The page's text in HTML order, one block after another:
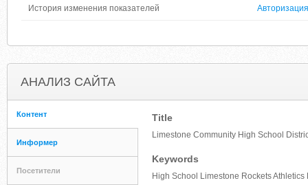
История изменения показателей Авторизация
АНАЛИЗ САЙТА
Контент
Информер
Посетители
Title
Limestone Community High School
Keywords
High School Limestone Rockets